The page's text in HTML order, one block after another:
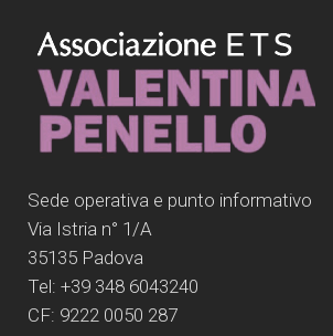
Sede operativa e punto informativo
Via Istria n° 1/A
35135 Padova
Tel: +39 348 6043240
CF: 9222 0050 287